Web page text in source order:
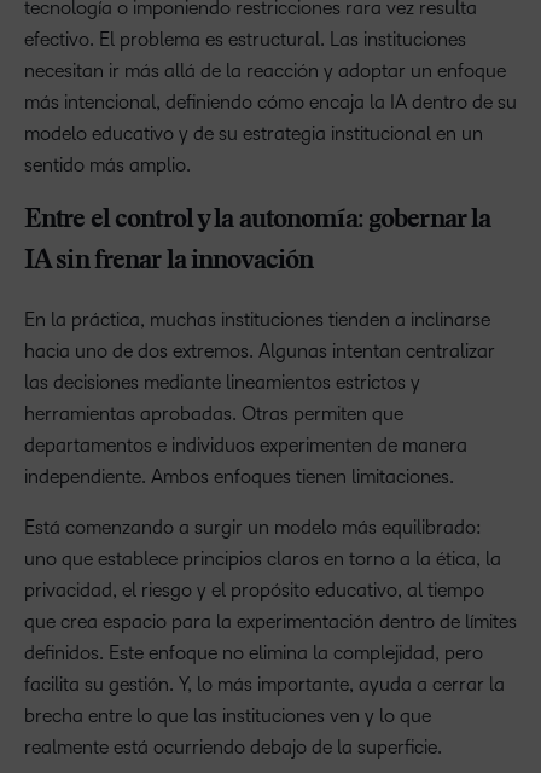
tecnología o imponiendo restricciones rara vez resulta
efectivo. El problema es estructural. Las instituciones
necesitan ir más allá de la reacción y adoptar un enfoque
más intencional, definiendo cómo encaja la IA dentro de su
modelo educativo y de su estrategia institucional en un
sentido más amplio.
Entre el control y la autonomía: gobernar la
IA sin frenar la innovación
En la práctica, muchas instituciones tienden a inclinarse
hacia uno de dos extremos. Algunas intentan centralizar
las decisiones mediante lineamientos estrictos y
herramientas aprobadas. Otras permiten que
departamentos e individuos experimenten de manera
independiente. Ambos enfoques tienen limitaciones.
Está comenzando a surgir un modelo más equilibrado:
uno que establece principios claros en torno a la ética, la
privacidad, el riesgo y el propósito educativo, al tiempo
que crea espacio para la experimentación dentro de límites
definidos. Este enfoque no elimina la complejidad, pero
facilita su gestión. Y, lo más importante, ayuda a cerrar la
brecha entre lo que las instituciones ven y lo que
realmente está ocurriendo debajo de la superficie.